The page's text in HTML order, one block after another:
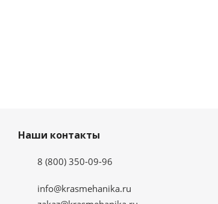
Наши контакты
8 (800) 350-09-96
info@krasmehanika.ru